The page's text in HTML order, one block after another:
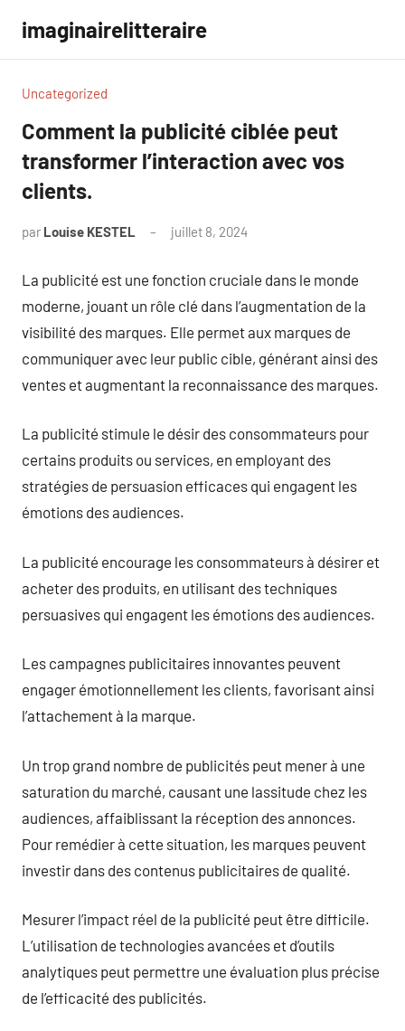
contenu
imaginairelitteraire
Uncategorized
Comment la publicité ciblée peut
transformer l’interaction avec vos
clients.
par Louise KESTEL juillet 8, 2024
La publicité est une fonction cruciale dans le monde
moderne, jouant un rôle clé dans l’augmentation de la
visibilité des marques. Elle permet aux marques de
communiquer avec leur public cible, générant ainsi des
ventes et augmentant la reconnaissance des marques.
La publicité stimule le désir des consommateurs pour
certains produits ou services, en employant des
stratégies de persuasion efficaces qui engagent les
émotions des audiences.
La publicité encourage les consommateurs à désirer et
acheter des produits, en utilisant des techniques
persuasives qui engagent les émotions des audiences.
Les campagnes publicitaires innovantes peuvent
engager émotionnellement les clients, favorisant ainsi
l’attachement à la marque.
Un trop grand nombre de publicités peut mener à une
saturation du marché, causant une lassitude chez les
audiences, affaiblissant la réception des annonces.
Pour remédier à cette situation, les marques peuvent
investir dans des contenus publicitaires de qualité.
Mesurer l’impact réel de la publicité peut être difficile.
L’utilisation de technologies avancées et d’outils
analytiques peut permettre une évaluation plus précise
de l’efficacité des publicités.